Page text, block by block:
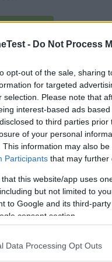
- Do Not Process
opt-out of the sale, sharing
for targeted
selection. Please note that
interest-based ads
to third parties
of your personal
This information may also
Participants that may further
that this website/app uses
but not limited to
to Google and its third-
consent section.
Data Processing Opt Outs
Physio
morbidissimo al contatto
neppure durante la